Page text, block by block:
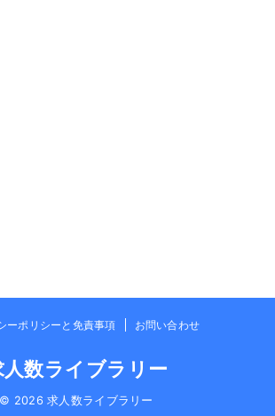
ーポリシーと免責事項 お問い合わせ
人数ライブラリー
© 2026 求人数ライブラリー